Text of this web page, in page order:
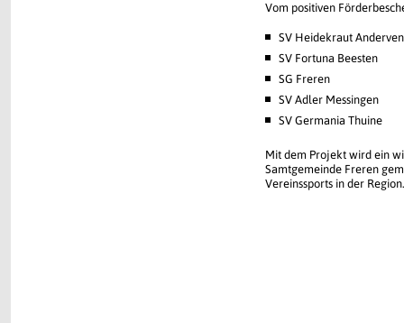
Vom positiven
SV Heidekraut
SV Fortuna Beesten
SG Freren
SV Adler Messingen
SV Germania Thuine
Mit dem Projekt wird ein
Samtgemeinde Freren
Vereinssports in der Region.